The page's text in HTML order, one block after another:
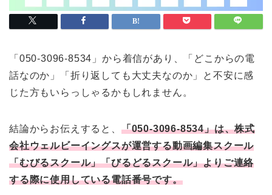
「050-3096-8534」から着信があり、「どこからの電
話なのか」「折り返しても大丈夫なのか」と不安に感
じた方もいらっしゃるかもしれません。
結論からお伝えすると、 「050-3096-8534」は、株式
会社ウェルビーイングスが運営する動画編集スクール
「むびるスクール」「びるどるスクール」よりご連絡
する際に使用している電話番号です。